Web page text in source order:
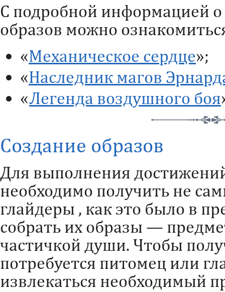
С подробной информацией
образов можно
«Механическое сердце»;
«Наследник магов
«Легенда воздушного боя
Создание образов
Для выполнения
необходимо получить не
глайдеры , как это было в
собрать их образы —
частичкой души. Чтобы
потребуется питомец или
извлекаться необходимый